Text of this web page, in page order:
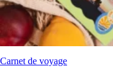
Carnet de voyage